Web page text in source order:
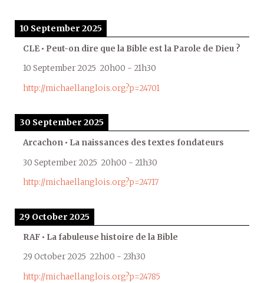
10 September 2025
CLE • Peut-on dire que la Bible est la Parole de Dieu ?
10 September 2025 20h00 - 21h30
http://michaellanglois.org?p=24701
30 September 2025
Arcachon • La naissances des textes fondateurs
30 September 2025 20h00 - 21h30
http://michaellanglois.org?p=24717
29 October 2025
RAF • La fabuleuse histoire de la Bible
29 October 2025 22h00 - 23h30
http://michaellanglois.org?p=24785